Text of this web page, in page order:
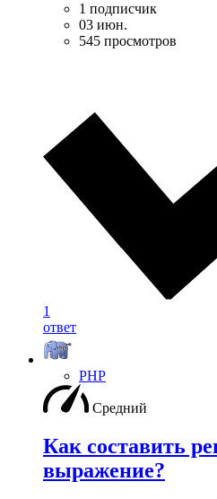
1 подписчик
03 июн.
545 просмотров
1
ответ
PHP
Средний
Как составить
выражение?